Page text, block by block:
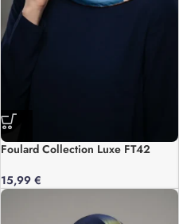
Foulard Collection Luxe FT42
15,99 €